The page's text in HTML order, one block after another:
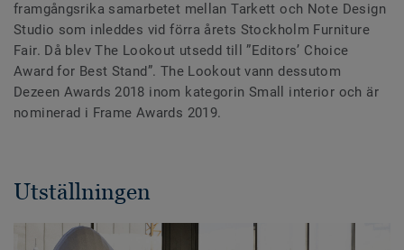
framgångsrika samarbetet mellan Tarkett och Note Design
Studio som inleddes vid förra årets Stockholm Furniture
Fair. Då blev The Lookout utsedd till ”Editors’ Choice
Award for Best Stand”. The Lookout vann dessutom
Dezeen Awards 2018 inom kategorin Small interior och är
nominerad i Frame Awards 2019.
Utställningen